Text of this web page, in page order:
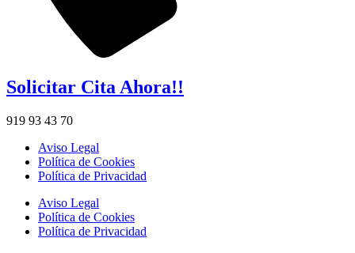
Solicitar Cita Ahora!!
919 93 43 70
Aviso Legal
Política de Cookies
Política de Privacidad
Aviso Legal
Política de Cookies
Política de Privacidad